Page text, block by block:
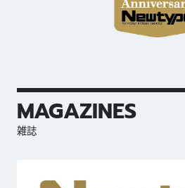
MAGAZINES
雑誌